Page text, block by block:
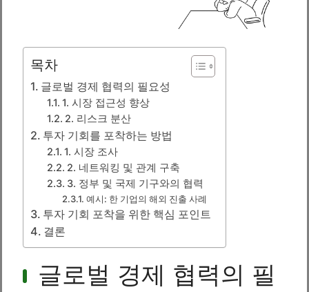
목차
글로벌 경제 협력의 필요성
1. 시장 접근성 향상
2. 리스크 분산
투자 기회를 포착하는 방법
1. 시장 조사
2. 네트워킹 및 관계 구축
3. 정부 및 국제 기구와의 협력
예시: 한 기업의 해외 진출 사례
투자 기회 포착을 위한 핵심 포인트
결론
글로벌 경제 협력의 필